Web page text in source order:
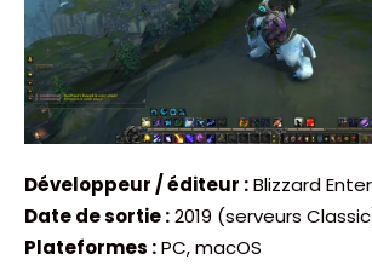
Développeur / éditeur :Blizzard
Date de sortie :2019 (serveurs
Plateformes :PC, macOS